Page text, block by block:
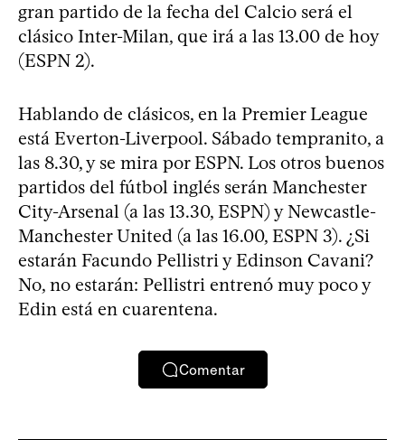
gran partido de la fecha del Calcio será el
clásico Inter-Milan, que irá a las 13.00 de hoy
(ESPN 2).
Hablando de clásicos, en la Premier League
está Everton-Liverpool. Sábado tempranito, a
las 8.30, y se mira por ESPN. Los otros buenos
partidos del fútbol inglés serán Manchester
City-Arsenal (a las 13.30, ESPN) y Newcastle-
Manchester United (a las 16.00, ESPN 3). ¿Si
estarán Facundo Pellistri y Edinson Cavani?
No, no estarán: Pellistri entrenó muy poco y
Edin está en cuarentena.
Comentar